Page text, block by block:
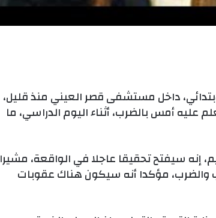
داخل مستشفى قصر العيني منذ قليل،
عليه أمس بالضرب، أثناء اليوم الدراسي، ما
إنه سيفتح تحقيقا عاجلا في الواقعة، مشيرا
والضرب، مؤكدا أنه سيكون هناك عقوبات